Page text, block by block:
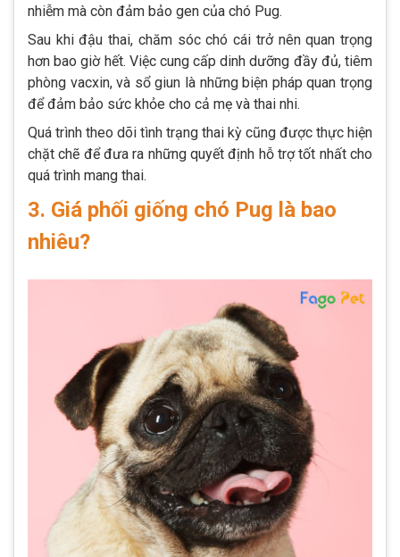
nhiễm mà còn đảm bảo gen của chó Pug.
Sau khi đậu thai, chăm sóc chó cái trở nên quan trọng
hơn bao giờ hết. Việc cung cấp dinh dưỡng đầy đủ, tiêm
phòng vacxin, và sổ giun là những biện pháp quan trọng
để đảm bảo sức khỏe cho cả mẹ và thai nhi.
Quá trình theo dõi tình trạng thai kỳ cũng được thực hiện
chặt chẽ để đưa ra những quyết định hỗ trợ tốt nhất cho
quá trình mang thai.
3. Giá phối giống chó Pug là bao
nhiêu?